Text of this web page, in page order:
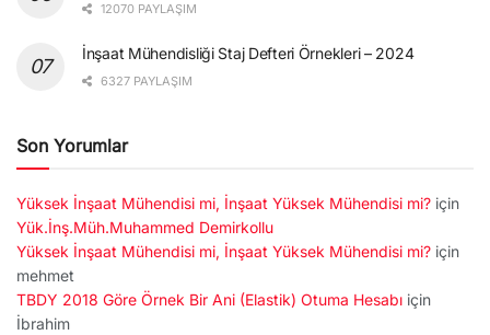
12070 PAYLAŞIM
İnşaat Mühendisliği Staj Defteri Örnekleri – 2024
6327 PAYLAŞIM
Son Yorumlar
Yüksek İnşaat Mühendisi mi, İnşaat Yüksek Mühendisi mi? için
Yük.İnş.Müh.Muhammed Demirkollu
Yüksek İnşaat Mühendisi mi, İnşaat Yüksek Mühendisi mi? için
mehmet
TBDY 2018 Göre Örnek Bir Ani (Elastik) Otuma Hesabı için
İbrahim